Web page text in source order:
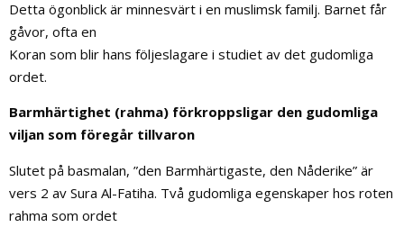
Detta ögonblick är minnesvärt i en muslimsk familj. Barnet får
gåvor, ofta en
Koran som blir hans följeslagare i studiet av det gudomliga
ordet.
Barmhärtighet (rahma) förkroppsligar den gudomliga
viljan som föregår tillvaron
Slutet på basmalan, ”den Barmhärtigaste, den Nåderike” är
vers 2 av Sura Al-Fatiha. Två gudomliga egenskaper hos roten
rahma som ordet